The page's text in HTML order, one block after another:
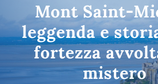
Mont Saint-
leggenda e
fortezza
mistero